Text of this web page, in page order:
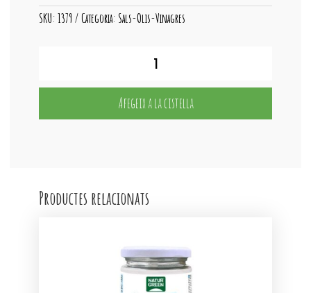
SKU:1379 Categoria: Sals-Olis-Vinagres
Oli
Afegeix a la cistella
Productes relacionats